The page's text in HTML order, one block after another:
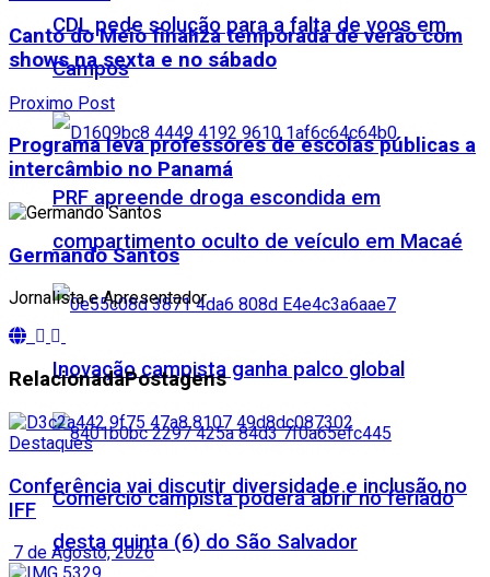
CDL pede solução para a falta de voos em
Campos
PRF apreende droga escondida em
compartimento oculto de veículo em Macaé
Inovação campista ganha palco global
Comércio campista poderá abrir no feriado
desta quinta (6) do São Salvador
Canto do Meio finaliza temporada de verão com
shows na sexta e no sábado
Proximo Post
Programa leva professores de escolas públicas a
intercâmbio no Panamá
Germando Santos
Jornalista e Apresentador
RelacionadaPostagens
Destaques
Conferência vai discutir diversidade e inclusão no
IFF
7 de Agosto, 2026